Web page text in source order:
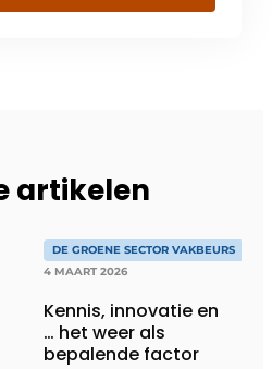
artikelen
DE GROENE SECTOR VAKBEURS
4 MAART 2026
Kennis, innovatie en
… het weer als
bepalende factor